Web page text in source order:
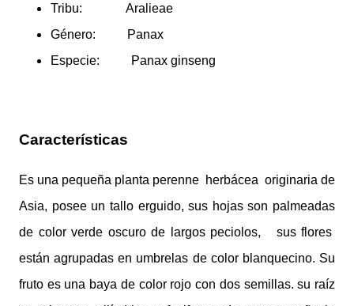
Tribu:
Aralieae
Género:
Panax
Especie:
Panax ginseng
Características
Es una pequeña planta perenne herbácea originaria de
Asia, posee un tallo erguido, sus hojas son palmeadas
de color verde oscuro de largos peciolos,
sus flores
están agrupadas en umbrelas de color blanquecino. Su
fruto es una baya de color rojo con dos semillas. su raíz